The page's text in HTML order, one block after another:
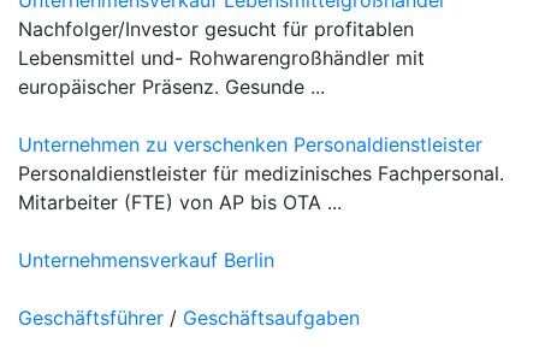
Nachfolger/Investor gesucht für profitablen
Lebensmittel und- Rohwarengroßhändler mit
europäischer Präsenz. Gesunde ...
Unternehmen zu verschenken Personaldienstleister
Personaldienstleister für medizinisches Fachpersonal.
Mitarbeiter (FTE) von AP bis OTA ...
Unternehmensverkauf Berlin
Geschäftsführer / Geschäftsaufgaben